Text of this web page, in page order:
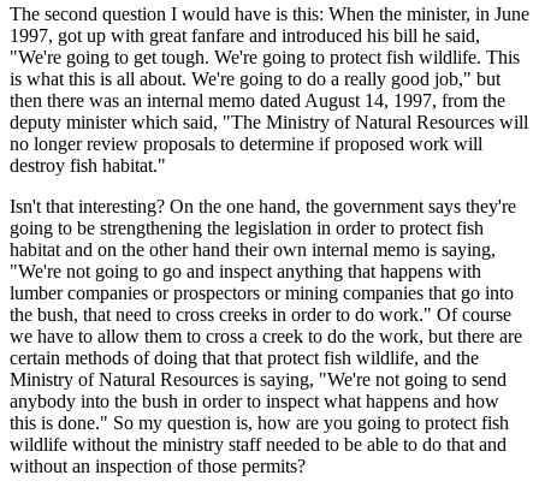
The second question I would have is this: When the minister, in June
1997, got up with great fanfare and introduced his bill he said,
"We're going to get tough. We're going to protect fish wildlife. This
is what this is all about. We're going to do a really good job," but
then there was an internal memo dated August 14, 1997, from the
deputy minister which said, "The Ministry of Natural Resources will
no longer review proposals to determine if proposed work will
destroy fish habitat."
Isn't that interesting? On the one hand, the government says they're
going to be strengthening the legislation in order to protect fish
habitat and on the other hand their own internal memo is saying,
"We're not going to go and inspect anything that happens with
lumber companies or prospectors or mining companies that go into
the bush, that need to cross creeks in order to do work." Of course
we have to allow them to cross a creek to do the work, but there are
certain methods of doing that that protect fish wildlife, and the
Ministry of Natural Resources is saying, "We're not going to send
anybody into the bush in order to inspect what happens and how
this is done." So my question is, how are you going to protect fish
wildlife without the ministry staff needed to be able to do that and
without an inspection of those permits?